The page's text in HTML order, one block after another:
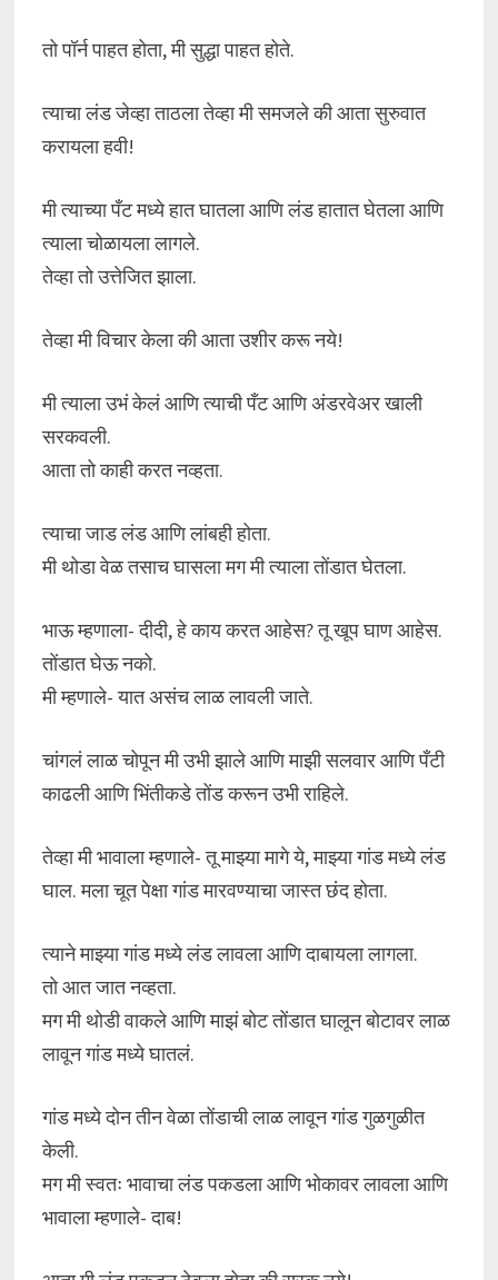
तो पॉर्न पाहत होता, मी सुद्धा पाहत होते.
त्याचा लंड जेव्हा ताठला तेव्हा मी समजले की आता सुरुवात
करायला हवी!
मी त्याच्या पँट मध्ये हात घातला आणि लंड हातात घेतला आणि
त्याला चोळायला लागले.
तेव्हा तो उत्तेजित झाला.
तेव्हा मी विचार केला की आता उशीर करू नये!
मी त्याला उभं केलं आणि त्याची पँट आणि अंडरवेअर खाली
सरकवली.
आता तो काही करत नव्हता.
त्याचा जाड लंड आणि लांबही होता.
मी थोडा वेळ तसाच घासला मग मी त्याला तोंडात घेतला.
भाऊ म्हणाला- दीदी, हे काय करत आहेस? तू खूप घाण आहेस.
तोंडात घेऊ नको.
मी म्हणाले- यात असंच लाळ लावली जाते.
चांगलं लाळ चोपून मी उभी झाले आणि माझी सलवार आणि पँटी
काढली आणि भिंतीकडे तोंड करून उभी राहिले.
तेव्हा मी भावाला म्हणाले- तू माझ्या मागे ये, माझ्या गांड मध्ये लंड
घाल. मला चूत पेक्षा गांड मारवण्याचा जास्त छंद होता.
त्याने माझ्या गांड मध्ये लंड लावला आणि दाबायला लागला.
तो आत जात नव्हता.
मग मी थोडी वाकले आणि माझं बोट तोंडात घालून बोटावर लाळ
लावून गांड मध्ये घातलं.
गांड मध्ये दोन तीन वेळा तोंडाची लाळ लावून गांड गुळगुळीत
केली.
मग मी स्वतः भावाचा लंड पकडला आणि भोकावर लावला आणि
भावाला म्हणाले- दाब!